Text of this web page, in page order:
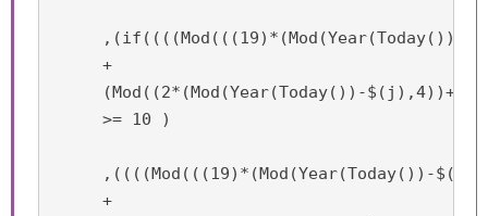
,(if((((Mod(((19)*(Mod(Year(Today())-
+
(Mod((2*(Mod(Year(Today())-
>= 10 )
,((((Mod(((19)*(Mod(Year(Today())-
+